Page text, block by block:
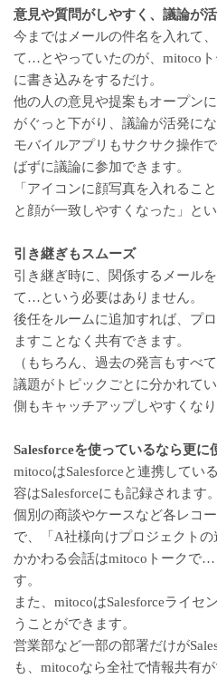
意見や質問がしやすく、議論が
今まではメールの件名を入れて
て…とやっていたのが、mitoco
に書き込みをするだけ。
他の人の意見や提案もオープン
がぐっと下がり、議論が活発にな
モバイルアプリもサクサク操作
ばずに議論に参加できます。
「アイコンに顔写真を入れるこ
と顔が一致しやすくなった」と
引き継ぎもスムーズ
引き継ぎ時に、関係するメール
て…という必要はありません。
後任をルームに追加すれば、プ
ますことなく共有できます。
（もちろん、過去の発言もすべ
議題がトピックごとに分かれて
側もキャッチアップしやすくなり
Salesforceを使っているなら更に
mitocoはSalesforceと連携してい
容はSalesforceにも記録されます。
個別の商談やケースなど各レコ
で、「A社様向けプロジェクト
かかわる会話はmitocoトークで
す。
また、mitocoはSalesforceライセ
うことができます。
営業部など一部の部署だけが
も、mitocoなら全社で情報共有